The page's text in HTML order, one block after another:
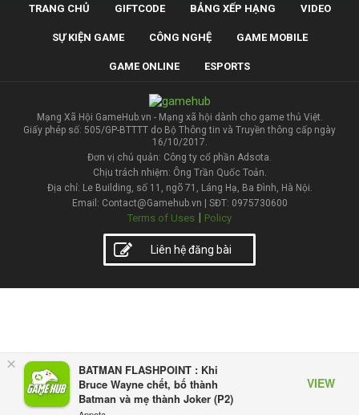
×
BATMAN FLASHPOINT : Khi
Bruce Wayne chết, bố thành
Batman và mẹ thành Joker (P2)
VIEW
TRANG CHỦ GIFTCODE BẢNG XẾP HẠNG VIDEO
SỰ KIỆN GAME CÔNG NGHỆ GAME MOBILE
GAME ONLINE ESPORTS
Mạng Xã Hội GameHub.vn - Mạng xã hội dành cho game thủ Việt.
Giấy phép số: 505/GP-BTTTT do Bộ Thông tin và Truyền thông cấp ngày
16/10/2017.
Đơn vị chủ quản: Công ty cổ phần Adsota.
Chịu trách nhiệm: Ông Trần Quốc Toản.
Địa chỉ: Le Building, số 11, ngõ 71, Láng Hạ, Ba Đình, Hà Nội.
Email: Contact@Gamehub.vn | SĐT: 0975730600
Terms of Uses | Policy
Liên hệ đăng bài